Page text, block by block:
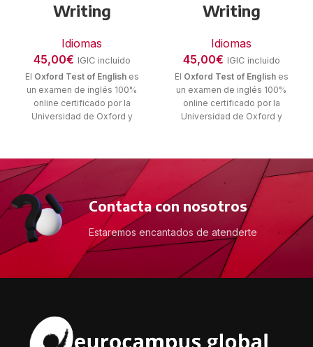
Writing
Idiomas
45,00€ IGIC incluido
El Oxford Test of Englishes
un examen de inglés 100%
online certificado por la
Universidad de Oxford y
las Lenguas (MCERL) que
verifica la competencia
lingüística del alumnado de
forma fiable y segura.
Writing
Idiomas
45,00€ IGIC incluido
El Oxford Test of Englishes
un examen de inglés 100%
online certificado por la
Universidad de Oxford y
las Lenguas (MCERL) que
verifica la competencia
lingüística del alumnado de
forma fiable y segura.
Contacta con nosotros
Estaremos encantados de atenderte